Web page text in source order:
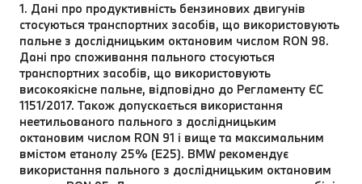
1. Дані про продуктивність бензинових двигунів
стосуються транспортних засобів, що використовують
пальне з дослідницьким октановим числом RON 98.
Дані про споживання пального стосуються
транспортних засобів, що використовують
високоякісне пальне, відповідно до Регламенту ЄС
1151/2017. Також допускається використання
неетильованого пального з дослідницьким
октановим числом RON 91 і вище та максимальним
вмістом етанолу 25% (E25). BMW рекомендує
використання пального з дослідницьким октановим